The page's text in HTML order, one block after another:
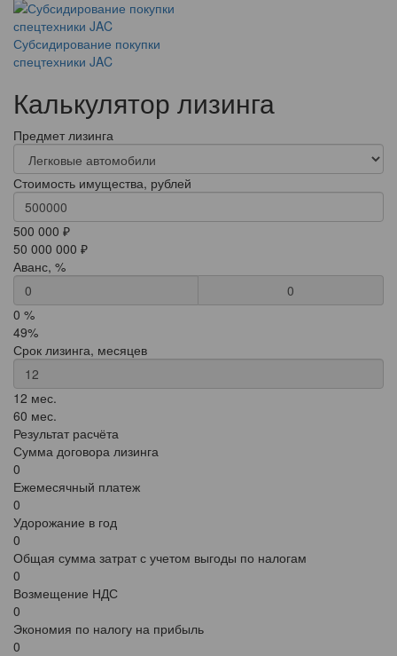
Субсидирование покупки
спецтехники JAC
Калькулятор лизинга
Предмет лизинга
Стоимость имущества, рублей
500 000 ₽
50 000 000 ₽
Аванс, %
0
0 %
49%
Срок лизинга, месяцев
12 мес.
60 мес.
Результат расчёта
Сумма договора лизинга
0
Ежемесячный платеж
0
Удорожание в год
0
Общая сумма затрат с учетом выгоды по налогам
0
Возмещение НДС
0
Экономия по налогу на прибыль
0